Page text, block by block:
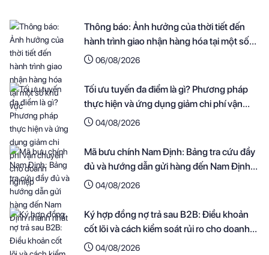
Thông báo: Ảnh hưởng của thời tiết đến
hành trình giao nhận hàng hóa tại một số
khu vực
06/08/2026
Tối ưu tuyến đa điểm là gì? Phương pháp
thực hiện và ứng dụng giảm chi phí vận
chuyển cho doanh nghiệp
04/08/2026
Mã bưu chính Nam Định: Bảng tra cứu đầy
đủ và hướng dẫn gửi hàng đến Nam Định
nhanh nhất
04/08/2026
Ký hợp đồng nợ trả sau B2B: Điều khoản
cốt lõi và cách kiểm soát rủi ro cho doanh
nghiệp
04/08/2026